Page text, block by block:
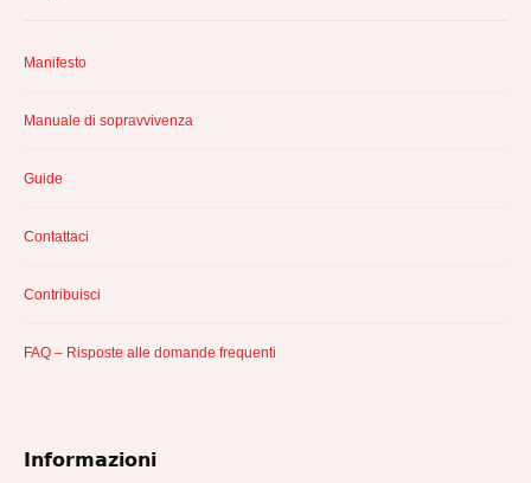
Manifesto
Manuale di sopravvivenza
Guide
Contattaci
Contribuisci
FAQ – Risposte alle domande frequenti
Informazioni